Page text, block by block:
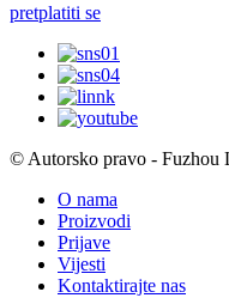
pretplatiti se
© Autorsko pravo - Fuzhou
O nama
Proizvodi
Prijave
Vijesti
Kontaktirajte nas